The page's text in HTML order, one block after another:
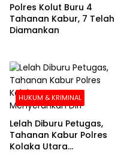
Polres Kolut Buru 4
Tahanan Kabur, 7 Telah
Diamankan
HUKUM & KRIMINAL
Lelah Diburu Petugas,
Tahanan Kabur Polres
Kolaka Utara